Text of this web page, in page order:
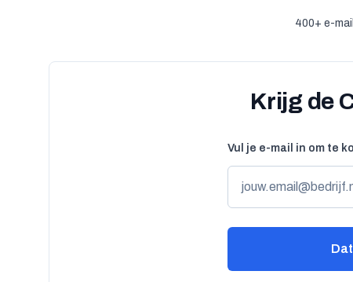
400+ e-
Krijg de
Vul je e-mail in om te